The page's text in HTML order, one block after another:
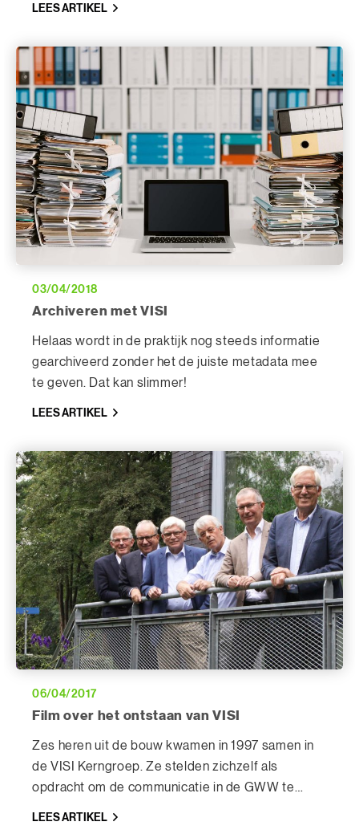
LEES ARTIKEL
03/04/2018
Archiveren met VISI
Helaas wordt in de praktijk nog steeds informatie
gearchiveerd zonder het de juiste metadata mee
te geven. Dat kan slimmer!
LEES ARTIKEL
06/04/2017
Film over het ontstaan van VISI
Zes heren uit de bouw kwamen in 1997 samen in
de VISI Kerngroep. Ze stelden zichzelf als
opdracht om de communicatie in de GWW te
LEES ARTIKEL